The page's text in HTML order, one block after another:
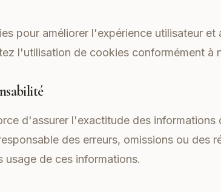
pour améliorer l'expérience utilisateur et
l'utilisation de cookies conformément à
d'assurer l'exactitude des informations
des erreurs, omissions ou des
usage de ces informations.